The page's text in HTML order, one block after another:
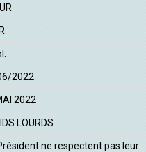
2022
2022
LOURDS
ne respectent pas leur